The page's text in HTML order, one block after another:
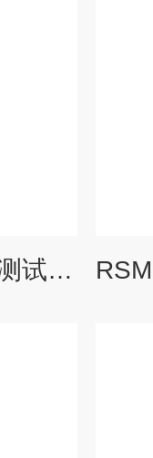
PSM-PST（A）旁孔测试仪-基桩检测